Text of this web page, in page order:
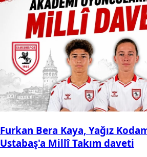
Furkan Bera Kaya, Yağız
Ustabaş'a Millî Takım daveti